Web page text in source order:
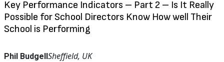
Key Performance Indicators – Part 2 – Is It Really
Possible for School Directors Know How well Their
School is Performing
Phil BudgellSheffield, UK